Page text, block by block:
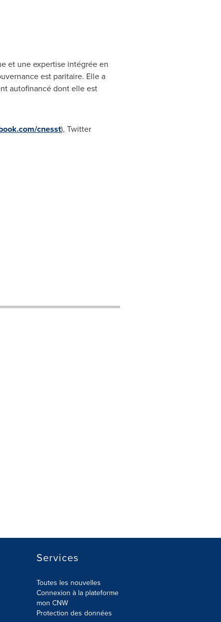
et une expertise intégrée en
est paritaire. Elle a
autofinancé dont elle est
cnesst), Twitter
Services
Toutes les nouvelles
Connexion à la plateforme
mon CNW
Protection des données